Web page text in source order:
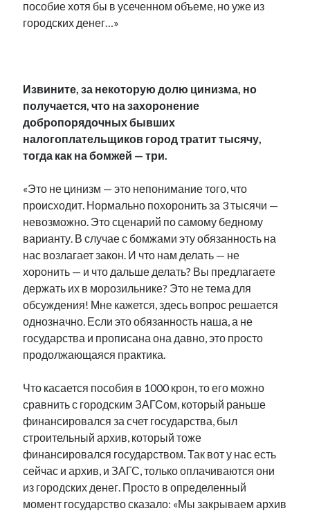
пособие хотя бы в усеченном объеме, но уже из
городских денег…»
Извините, за некоторую долю цинизма, но
получается, что на захоронение
добропорядочных бывших
налогоплательщиков город тратит тысячу,
тогда как на бомжей — три.
«Это не цинизм — это непонимание того, что
происходит. Нормально похоронить за 3 тысячи —
невозможно. Это сценарий по самому бедному
варианту. В случае с бомжами эту обязанность на
нас возлагает закон. И что нам делать — не
хоронить — и что дальше делать? Вы предлагаете
держать их в морозильнике? Это не тема для
обсуждения! Мне кажется, здесь вопрос решается
однозначно. Если это обязанность наша, а не
государства и прописана она давно, это просто
продолжающаяся практика.
Что касается пособия в 1000 крон, то его можно
сравнить с городским ЗАГСом, который раньше
финансировался за счет государства, был
строительный архив, который тоже
финансировался государством. Так вот у нас есть
сейчас и архив, и ЗАГС, только оплачиваются они
из городских денег. Просто в определенный
момент государство сказало: «Мы закрываем архив